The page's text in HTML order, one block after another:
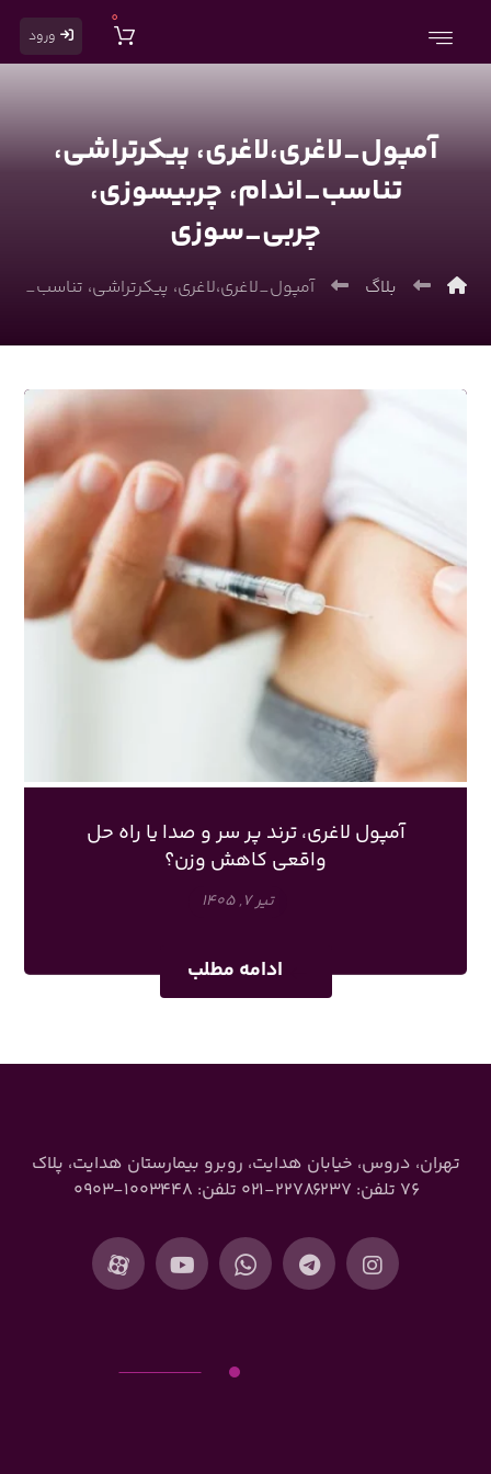
ورود
0
آمپول_لاغری،لاغری، پیکرتراشی،
تناسب_اندام، چربیسوزی،
چربی_سوزی
بلاگ آمپول_لاغری،لاغری، پیکرتراشی،
آمپول لاغری، ترند پر سر و صدا یا راه حل
واقعی کاهش وزن؟
تیر ۷, ۱۴۰۵
ادامه مطلب
تهران، دروس، خیابان هدایت، روبرو بیمارستان هدایت، پلاک
۷۶ تلفن: ۲۲۷۸۶۲۳۷-۰۲۱ تلفن: ۱۰۰۳۴۴۸-۰۹۰۳